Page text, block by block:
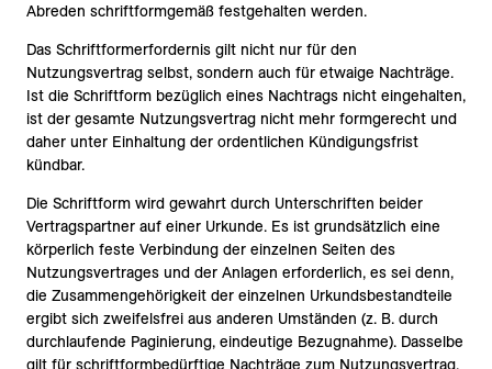
Abreden schriftformgemäß festgehalten werden.
Das Schriftformerfordernis gilt nicht nur für den
Nutzungsvertrag selbst, sondern auch für etwaige Nachträge.
Ist die Schriftform bezüglich eines Nachtrags nicht eingehalten,
ist der gesamte Nutzungsvertrag nicht mehr formgerecht und
daher unter Einhaltung der ordentlichen Kündigungsfrist
kündbar.
Die Schriftform wird gewahrt durch Unterschriften beider
Vertragspartner auf einer Urkunde. Es ist grundsätzlich eine
körperlich feste Verbindung der einzelnen Seiten des
Nutzungsvertrages und der Anlagen erforderlich, es sei denn,
die Zusammengehörigkeit der einzelnen Urkundsbestandteile
ergibt sich zweifelsfrei aus anderen Umständen (z. B. durch
durchlaufende Paginierung, eindeutige Bezugnahme). Dasselbe
gilt für schriftformbedürftige Nachträge zum Nutzungsvertrag.